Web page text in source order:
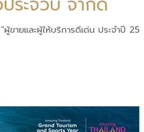
ายและผู้ให้บริการดีเด่น ประจำปี 2567